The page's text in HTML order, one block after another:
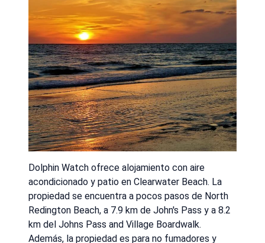
Dolphin Watch ofrece alojamiento con aire
acondicionado y patio en Clearwater Beach. La
propiedad se encuentra a pocos pasos de North
Redington Beach, a 7.9 km de John's Pass y a 8.2
km del Johns Pass and Village Boardwalk.
Además, la propiedad es para no fumadores y